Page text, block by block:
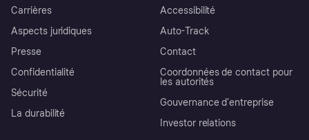
Carrières
Aspects juridiques
Presse
Confidentialité
Sécurité
La durabilité
Accessibilité
Auto-Track
Contact
Coordonnées de contact pour
les autorités
Gouvernance d’entreprise
Investor relations